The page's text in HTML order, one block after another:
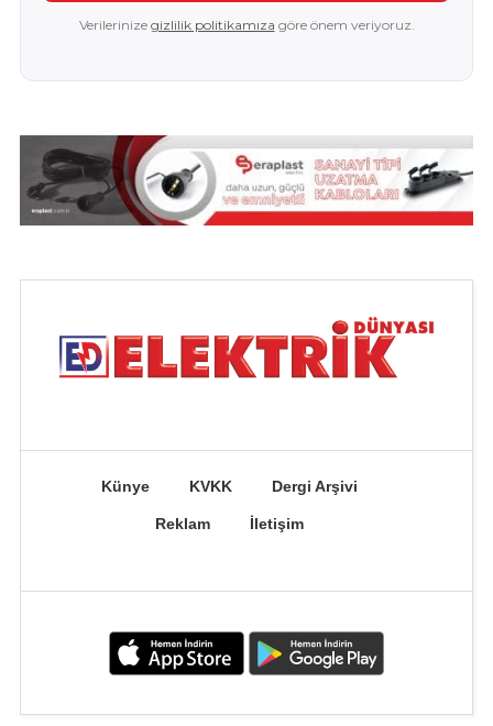
Verilerinize gizlilik politikamıza göre önem veriyoruz.
Künye KVKK Dergi Arşivi
Reklam İletişim